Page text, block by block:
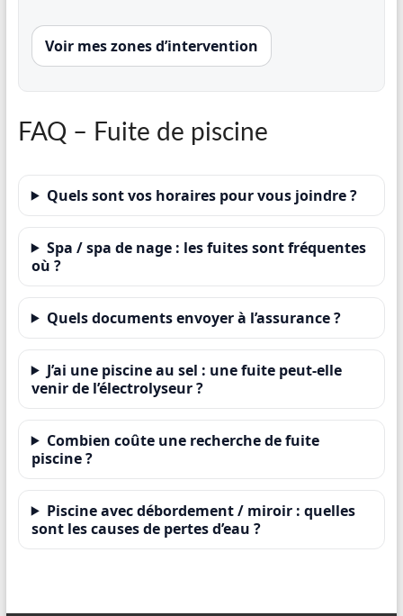
Voir mes zones d’intervention
FAQ – Fuite de piscine
Quels sont vos horaires pour vous joindre ?
Spa / spa de nage : les fuites sont fréquentes
où ?
Quels documents envoyer à l’assurance ?
J’ai une piscine au sel : une fuite peut-elle
venir de l’électrolyseur ?
Combien coûte une recherche de fuite
piscine ?
Piscine avec débordement / miroir : quelles
sont les causes de pertes d’eau ?